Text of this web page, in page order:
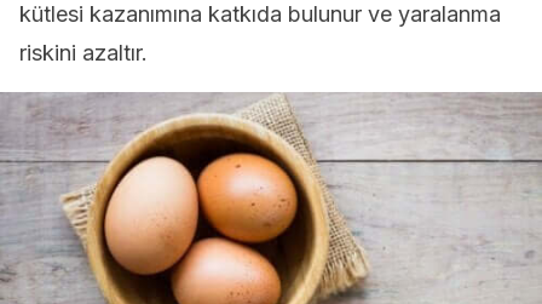
kütlesi kazanımına katkıda bulunur ve yaralanma
riskini azaltır.